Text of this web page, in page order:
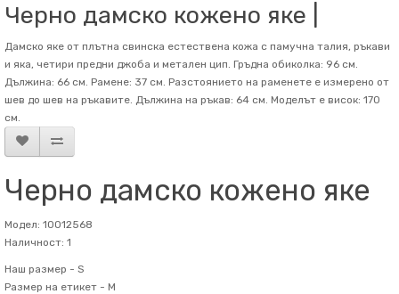
Черно дамско кожено яке |
Дамско яке от плътна свинска естествена кожа с памучна талия, ръкави
и яка, четири предни джоба и метален цип. Гръдна обиколка: 96 см.
Дължина: 66 см. Рамене: 37 см. Разстоянието на раменете е измерено от
шев до шев на ръкавите. Дължина на ръкав: 64 см. Mоделът е висок: 170
см.
Черно дамско кожено яке
Модел: 10012568
Наличност: 1
Наш размер - S
Размер на етикет - M